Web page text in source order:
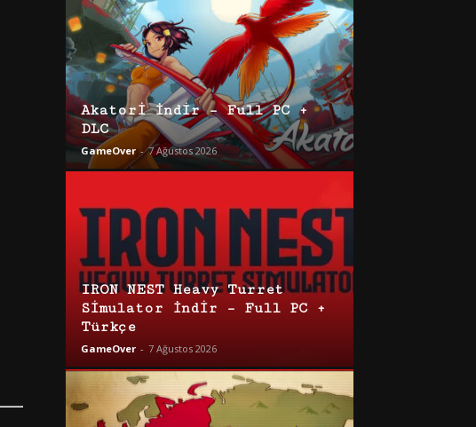
Akatori İndir – Full PC +
DLC
GameOver - 7 Ağustos 2026
IRON NEST Heavy Turret
Simulator İndir – Full PC +
Türkçe
GameOver - 7 Ağustos 2026